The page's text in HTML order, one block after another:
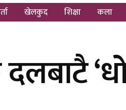
खेलकुद शिक्षा कला